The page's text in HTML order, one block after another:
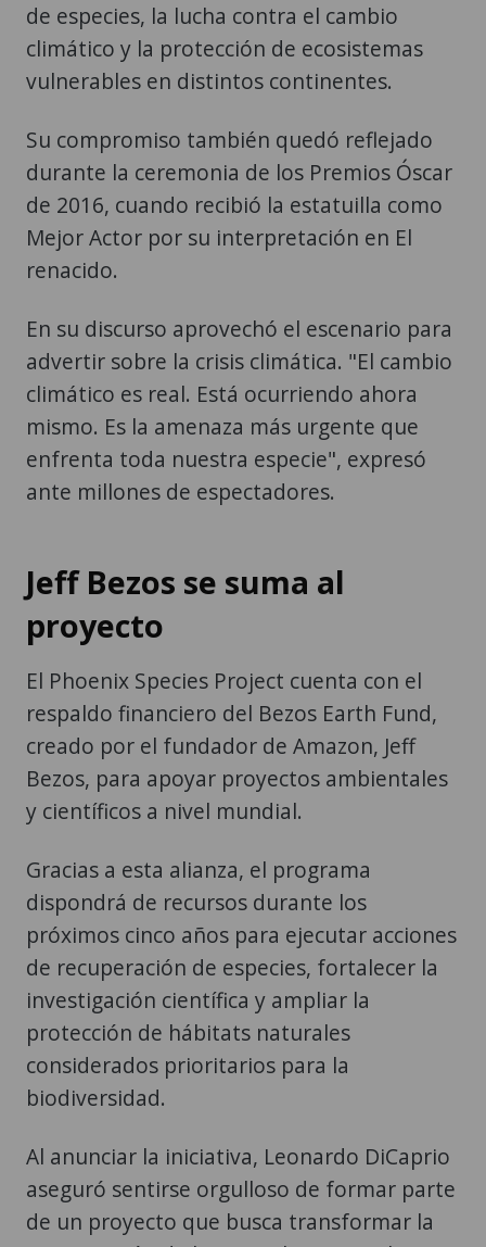
de especies, la lucha contra el cambio
climático y la protección de ecosistemas
vulnerables en distintos continentes.
Su compromiso también quedó reflejado
durante la ceremonia de los Premios Óscar
de 2016, cuando recibió la estatuilla como
Mejor Actor por su interpretación en El
renacido.
En su discurso aprovechó el escenario para
advertir sobre la crisis climática. "El cambio
climático es real. Está ocurriendo ahora
mismo. Es la amenaza más urgente que
enfrenta toda nuestra especie", expresó
ante millones de espectadores.
Jeff Bezos se suma al
proyecto
El Phoenix Species Project cuenta con el
respaldo financiero del Bezos Earth Fund,
creado por el fundador de Amazon, Jeff
Bezos, para apoyar proyectos ambientales
y científicos a nivel mundial.
Gracias a esta alianza, el programa
dispondrá de recursos durante los
próximos cinco años para ejecutar acciones
de recuperación de especies, fortalecer la
investigación científica y ampliar la
protección de hábitats naturales
considerados prioritarios para la
biodiversidad.
Al anunciar la iniciativa, Leonardo DiCaprio
aseguró sentirse orgulloso de formar parte
de un proyecto que busca transformar la